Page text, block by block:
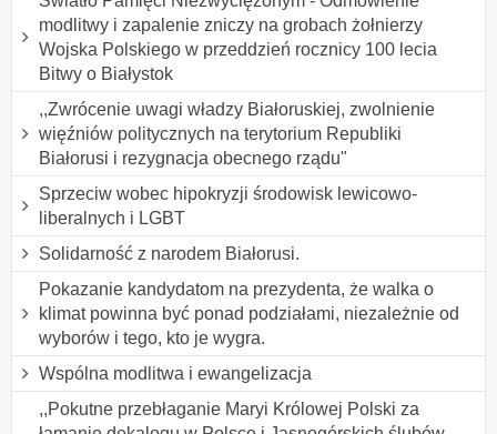
modlitwy i zapalenie zniczy na grobach żołnierzy
Wojska Polskiego w przeddzień rocznicy 100 lecia
Bitwy o Białystok
,,Zwrócenie uwagi władzy Białoruskiej, zwolnienie
więźniów politycznych na terytorium Republiki
Białorusi i rezygnacja obecnego rządu"
Sprzeciw wobec hipokryzji środowisk lewicowo-
liberalnych i LGBT
Solidarność z narodem Białorusi.
Pokazanie kandydatom na prezydenta, że walka o
klimat powinna być ponad podziałami, niezależnie od
wyborów i tego, kto je wygra.
Wspólna modlitwa i ewangelizacja
,,Pokutne przebłaganie Maryi Królowej Polski za